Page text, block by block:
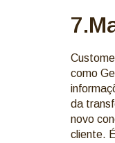
como
da
novo
cliente.